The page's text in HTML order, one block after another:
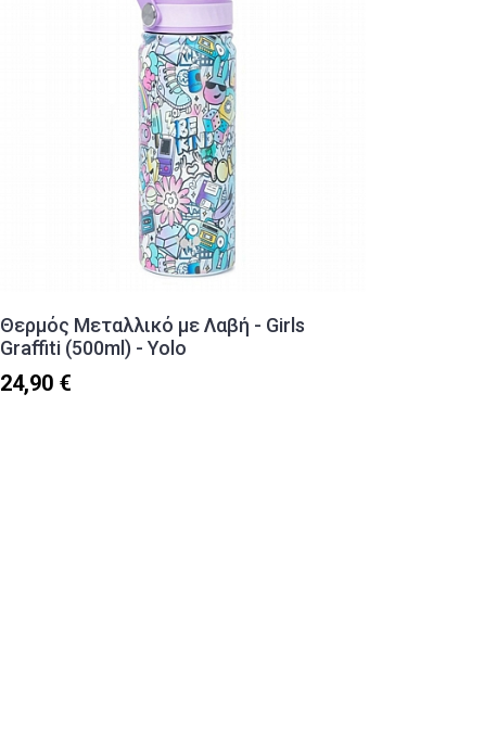
Θερμός Μεταλλικό με Λαβή - Girls
Graffiti (500ml) - Yolo
24,90 €